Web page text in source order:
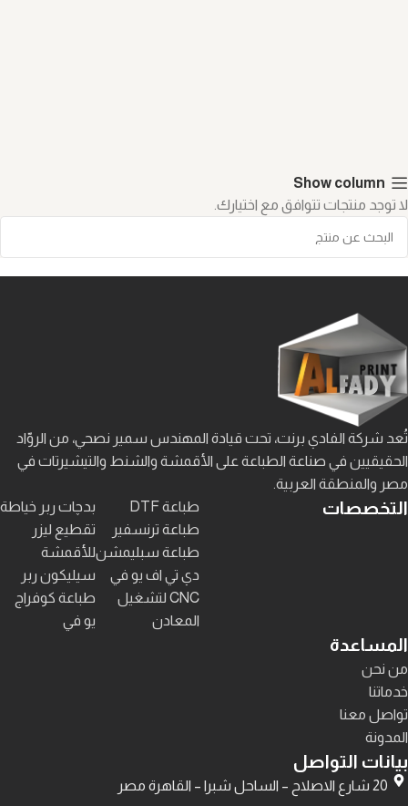
Show column
لا توجد منتجات تتوافق مع اختيارك.
تُعد شركة الفادي برنت، تحت قيادة المهندس سمير نصحي، من الروّاد
الحقيقيين في صناعة الطباعة على الأقمشة والشنط والتيشيرتات في
مصر والمنطقة العربية.
التخصصات
طباعة DTF
طباعة ترنسفير
طباعة سبليمشن
دي تي اف يو في
CNC لتشغيل
المعادن
بدچات ربر خياطة
تقطيع ليزر
للأقمشة
سيليكون ربر
طباعة كوفراج
يو في
المساعدة
من نحن
خدماتنا
تواصل معنا
المدونة
بيانات التواصل
20 شارع الاصلاح – الساحل شبرا – القاهرة مصر